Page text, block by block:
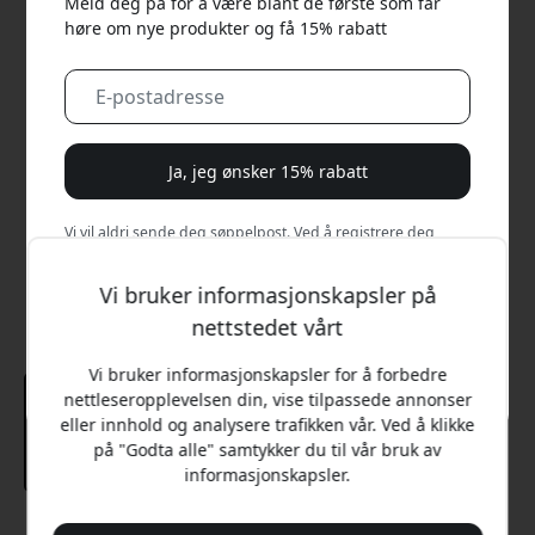
Vi bruker informasjonskapsler på
nettstedet vårt
Vi bruker informasjonskapsler for å forbedre
nettleseropplevelsen din, vise tilpassede annonser
eller innhold og analysere trafikken vår. Ved å klikke
på "Godta alle" samtykker du til vår bruk av
informasjonskapsler.
høre om nye produkter og få 15% rabatt
Ja, jeg ønsker 15% rabatt
Vi vil aldri sende deg søppelpost. Ved å registrere deg
opplæringsserier og spesialtilbud.
Nei, jeg vil heller betale full pris.